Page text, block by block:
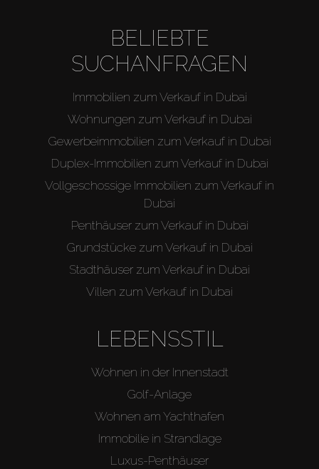
BELIEBTE
SUCHANFRAGEN
Immobilien zum Verkauf in Dubai
Wohnungen zum Verkauf in Dubai
Gewerbeimmobilien zum Verkauf in Dubai
Duplex-Immobilien zum Verkauf in Dubai
Vollgeschossige Immobilien zum Verkauf in
Dubai
Penthäuser zum Verkauf in Dubai
Grundstücke zum Verkauf in Dubai
Stadthäuser zum Verkauf in Dubai
Villen zum Verkauf in Dubai
LEBENSSTIL
Wohnen in der Innenstadt
Golf-Anlage
Wohnen am Yachthafen
Immobilie in Strandlage
Luxus-Penthäuser